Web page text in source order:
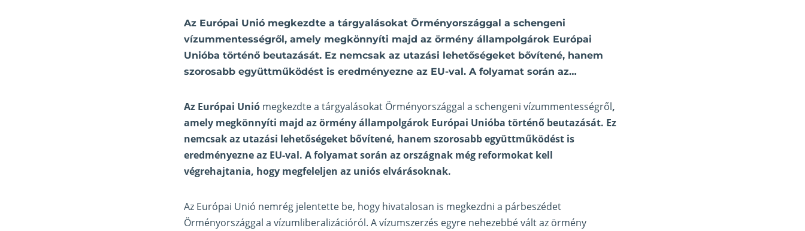
Az Európai Unió megkezdte a tárgyalásokat Örményországgal a schengeni
vízummentességről, amely megkönnyíti majd az örmény állampolgárok Európai
Unióba történő beutazását. Ez nemcsak az utazási lehetőségeket bővítené, hanem
szorosabb együttműködést is eredményezne az EU-val. A folyamat során az…
Az Európai Unió megkezdte a tárgyalásokat Örményországgal a schengeni vízummentességről,
amely megkönnyíti majd az örmény állampolgárok Európai Unióba történő beutazását. Ez
nemcsak az utazási lehetőségeket bővítené, hanem szorosabb együttműködést is
eredményezne az EU-val. A folyamat során az országnak még reformokat kell
végrehajtania, hogy megfeleljen az uniós elvárásoknak.
Az Európai Unió nemrég jelentette be, hogy hivatalosan is megkezdni a párbeszédet
Örményországgal a vízumliberalizációról. A vízumszerzés egyre nehezebbé vált az örmény